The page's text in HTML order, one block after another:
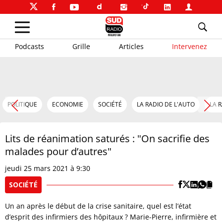
Podcasts Grille Articles Intervenez
POLITIQUE ECONOMIE SOCIÉTÉ LA RADIO DE L'AUTO LA
Lits de réanimation saturés : "On sacrifie des
malades pour d’autres"
jeudi 25 mars 2021 à 9:30
SOCIÉTÉ
Un an après le début de la crise sanitaire, quel est l’état
d’esprit des infirmiers des hôpitaux ? Marie-Pierre, infirmière et